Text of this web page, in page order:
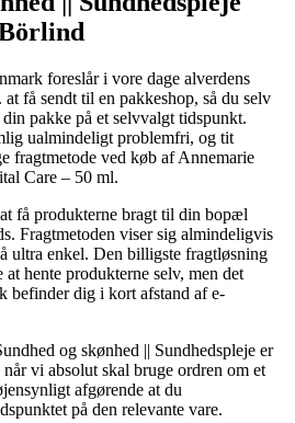
foreslår i vore dage alverdens
få sendt til en pakkeshop, så du selv
pakke på et selvvalgt tidspunkt.
ualmindeligt problemfri, og tit
fragtmetode ved køb af Annemarie
Care – 50 ml.
få produkterne bragt til din bopæl
Fragtmetoden viser sig almindeligvis
ultra enkel. Den billigste fragtløsning
hente produkterne selv, men det
befinder dig i kort afstand af e-
og skønhed || Sundhedspleje er
vi absolut skal bruge ordren om et
afgørende at du
på den relevante vare.